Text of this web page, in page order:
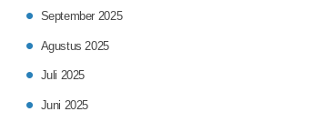
September 2025
Agustus 2025
Juli 2025
Juni 2025